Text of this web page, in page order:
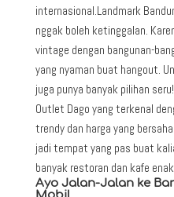
internasional.Landmark
nggak boleh ketinggalan.
vintage dengan bangunan-
yang nyaman buat hangout.
juga punya banyak pilihan
Outlet Dago yang terkenal
trendy dan harga yang
jadi tempat yang pas buat
banyak restoran dan kafe
Ayo Jalan-Jalan ke